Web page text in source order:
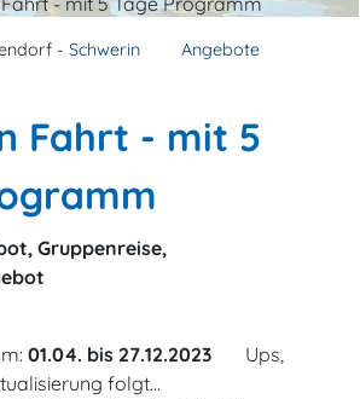
- Schwerin
Angebote
Fahrt - mit 5
Gruppenreise,
01.04. bis 27.12.2023
Ups,
folgt...